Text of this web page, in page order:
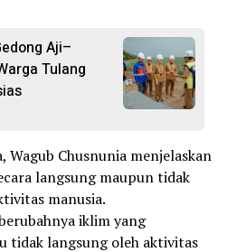
Aji–
Tulang
Wagub Chusnunia menjelaskan
langsung maupun tidak
manusia.
iklim yang
tidak langsung oleh aktivitas